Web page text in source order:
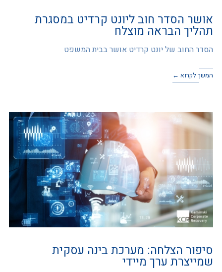
אושר הסדר חוב ליונט קרדיט במסגרת
תהליך הבראה מוצלח
הסדר החוב של יונט קרדיט אושר בבית המשפט
המשך לקרוא ←
סיפור הצלחה: מערכת בינה עסקית
שמייצרת ערך מיידי